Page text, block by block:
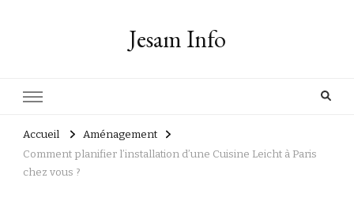
Jesam Info
Accueil
Aménagement
Comment planifier l’installation d’une Cuisine Leicht à Paris
chez vous ?